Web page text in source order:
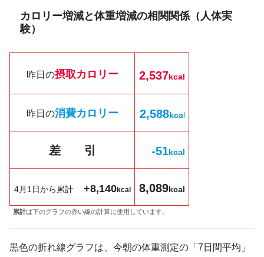
カロリー増減と体重増減の相関関係（人体実
験）
昨日の摂取カロリー 2,537kcal
昨日の消費カロリー 2,588kcal
差 引 -51kcal
4月1日から累計 +8,140kcal 8,089kcal
累計は下のグラフの赤い線の計算に使用しています。
黒色の折れ線グラフは、今朝の体重測定の「7日間平均」